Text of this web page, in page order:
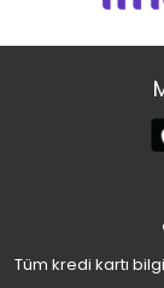
Tüm kredi kartı